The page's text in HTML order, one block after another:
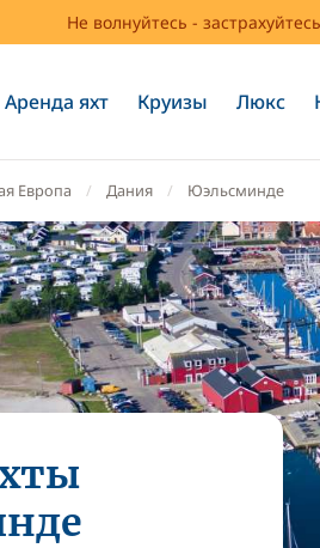
Не волнуйтесь -
Аренда яхт Круизы Люкс
Европа Дания Юэльсминде